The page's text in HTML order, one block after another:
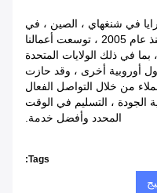
في شنغهاي ، الصين ، في
المعالجة العميقة والمعالجة الدقيقة.منذ عام 2005 ، توسعت أعمالنا
في ذلك الولايات المتحدة
ودول أوروبية أخرى ، وقد حازت
من خلال التواصل الفعال
الجودة ، التسليم في الوقت
المحدد وأفضل خدمة.
Tags: